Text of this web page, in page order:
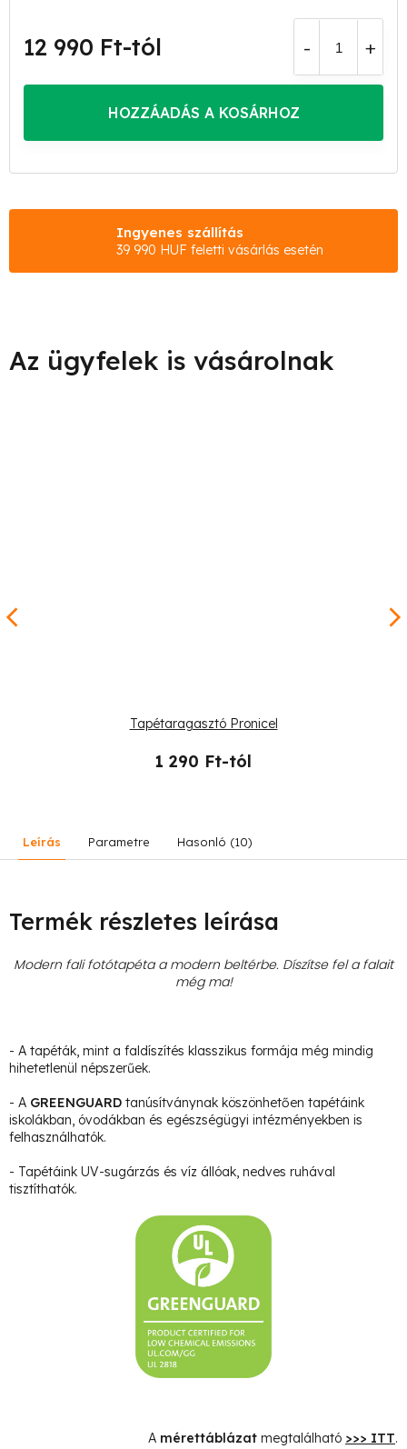
12 990 Ft-tól
HOZZÁADÁS A KOSÁRHOZ
Ingyenes szállítás
39 990 HUF feletti vásárlás esetén
Tapétaragasztó Pronicel
1 290 Ft-tól
Leírás Parametre Hasonló (10)
Termék részletes leírása
Modern fali fotótapéta a modern beltérbe. Díszítse fel a falait
még ma!
- A tapéták, mint a faldíszítés klasszikus formája még mindig
hihetetlenül népszerűek.
- A GREENGUARD tanúsítványnak köszönhetően tapétáink
iskolákban, óvodákban és egészségügyi intézményekben is
felhasználhatók.
- Tapétáink UV-sugárzás és víz állóak, nedves ruhával
tisztíthatók.
A mérettáblázat megtalálható >>> ITT.